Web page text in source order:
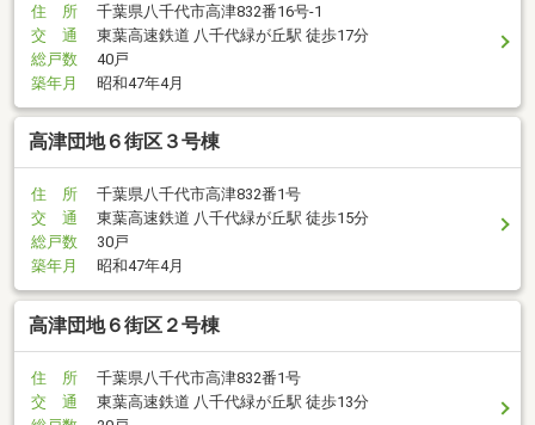
住 所
千葉県八千代市高津832番16号-1
交 通
東葉高速鉄道 八千代緑が丘駅 徒歩17分
総戸数
40戸
築年月
昭和47年4月
高津団地６街区３号棟
住 所
千葉県八千代市高津832番1号
交 通
東葉高速鉄道 八千代緑が丘駅 徒歩15分
総戸数
30戸
築年月
昭和47年4月
高津団地６街区２号棟
住 所
千葉県八千代市高津832番1号
交 通
東葉高速鉄道 八千代緑が丘駅 徒歩13分